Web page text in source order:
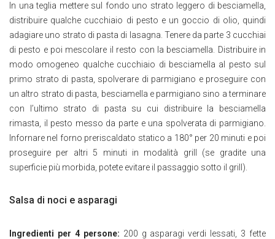
In una teglia mettere sul fondo uno strato leggero di besciamella,
distribuire qualche cucchiaio di pesto e un goccio di olio, quindi
adagiare uno strato di pasta di lasagna. Tenere da parte 3 cucchiai
di pesto e poi mescolare il resto con la besciamella. Distribuire in
modo omogeneo qualche cucchiaio di besciamella al pesto sul
primo strato di pasta, spolverare di parmigiano e proseguire con
un altro strato di pasta, besciamella e parmigiano sino a terminare
con l’ultimo strato di pasta su cui distribuire la besciamella
rimasta, il pesto messo da parte e una spolverata di parmigiano.
Infornare nel forno preriscaldato statico a 180° per 20 minuti e poi
proseguire per altri 5 minuti in modalità grill (se gradite una
superficie più morbida, potete evitare il passaggio sotto il grill).
Salsa di noci e asparagi
Ingredienti per 4 persone: 200 g asparagi verdi lessati, 3 fette